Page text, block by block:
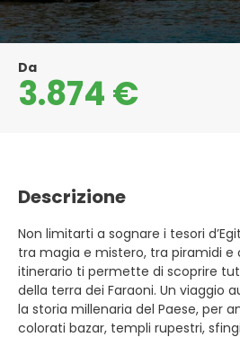
Da
3.874 €
Descrizione
Non limitarti a sognare i tesori
tra magia e mistero, tra piramidi e
itinerario ti permette di scoprire
della terra dei Faraoni. Un viaggio
la storia millenaria del Paese, per
colorati bazar, templi rupestri,